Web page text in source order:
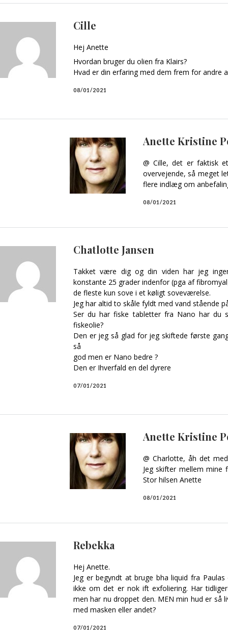
Cille
Hej Anette
Hvordan bruger du olien fra Klairs?
Hvad er din erfaring med dem frem for andre
08/01/2021
Anette Kristine
@ Cille, det er faktisk
overvejende, så meget
flere indlæg om
08/01/2021
Chatlotte Jansen
Takket være dig og din viden har jeg
konstante 25 grader indenfor (pga af
de fleste kun sove i et køligt soveværelse.
Jeg har altid to skåle fyldt med vand stående
Ser du har fiske tabletter fra Nano har du
fiskeolie?
Den er jeg så glad for jeg skiftede første
så
god men er Nano bedre ?
Den er Ihverfald en del dyrere
07/01/2021
Anette Kristine
@ Charlotte, åh det
Jeg skifter mellem mine
Stor hilsen Anette
08/01/2021
Rebekka
Hej Anette.
Jeg er begyndt at bruge bha liquid fra
ikke om det er nok ift exfoliering. Har
men har nu droppet den. MEN min hud er så
med masken eller andet?
07/01/2021